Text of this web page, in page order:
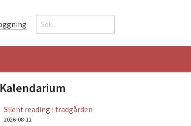
Sökformulär
Sök
Kalendarium
Silent reading i trädgården
2026-08-11